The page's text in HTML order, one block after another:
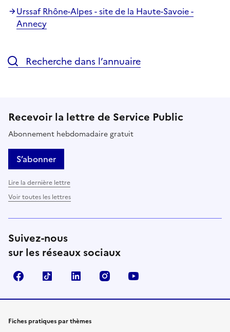
Urssaf Rhône-Alpes - site de la Haute-Savoie -
Annecy
Recherche dans l’annuaire
Recevoir la lettre de Service Public
Abonnement hebdomadaire gratuit
S’abonner
Lire la dernière lettre
Voir toutes les lettres
Suivez-nous
sur les réseaux sociaux
FacebookTikTok LinkedIn Instagram
Fiches pratiques par thèmes